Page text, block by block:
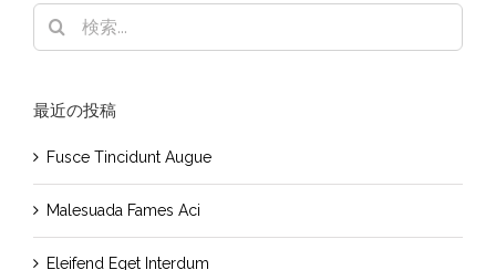
索
最近の投稿
Fusce Tincidunt Augue
Malesuada Fames Aci
Eleifend Eget Interdum